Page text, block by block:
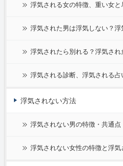
浮気される女の特徴、重い女と
浮気された男は浮気しない？
浮気されたら別れる？浮気され
浮気される診断、浮気される占
浮気されない方法
浮気されない男の特徴・共通点
浮気されない女性の特徴と浮